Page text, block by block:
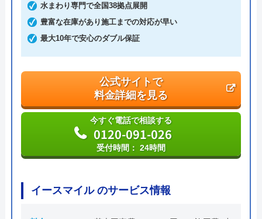
本社所在地
〒580-0032
大阪府松原市天美東1丁目63-18
水まわり専門で全国38拠点展開
豊富な在庫があり施工までの対応が早い
最大10年で安心のダブル保証
公式サイトで
料金詳細を見る
今すぐ電話で相談する
0120-091-026
受付時間： 24時間
イースマイル のサービス情報